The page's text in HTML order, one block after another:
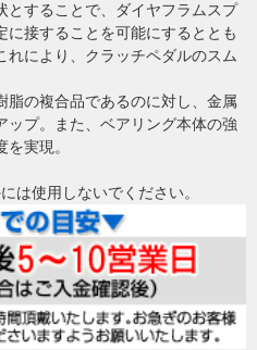
とすることで、ダイヤフラムスプ
に接することを可能にするととも
れにより、クラッチペダルのスム
脂の複合品であるのに対し、金属
ップ。また、ベアリング本体の強
実現。
は使用しないでください。